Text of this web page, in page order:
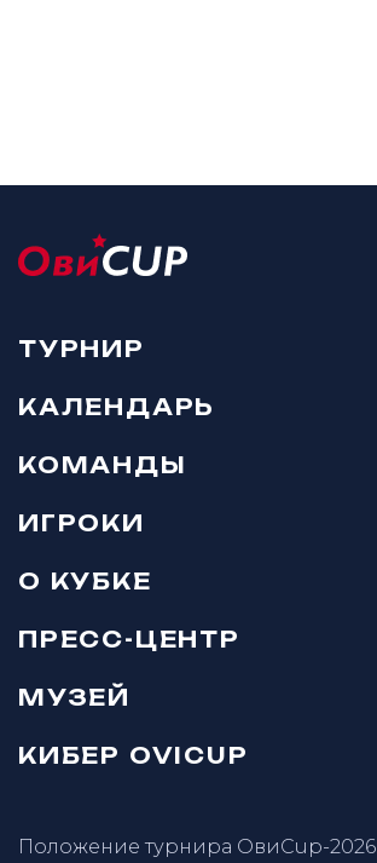
ТУРНИР
КАЛЕНДАРЬ
КОМАНДЫ
ИГРОКИ
О КУБКЕ
ПРЕСС-ЦЕНТР
МУЗЕЙ
КИБЕР OVICUP
Положение турнира ОвиCup-2026